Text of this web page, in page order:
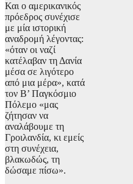
Και ο αμερικανικός
πρόεδρος συνέχισε
με μία ιστορική
αναδρομή λέγοντας:
«όταν οι ναζί
κατέλαβαν τη Δανία
μέσα σε λιγότερο
από μια μέρα», κατά
τον Β’ Παγκόσμιο
Πόλεμο «μας
ζήτησαν να
αναλάβουμε τη
Γροιλανδία, κι εμείς
στη συνέχεια,
βλακωδώς, τη
δώσαμε πίσω».